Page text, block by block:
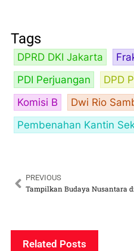
Tags
DPRD DKI Jakarta
PDI Perjuangan
DPD
Komisi B
Dwi Rio
Pembenahan Kantin
PREVIOUS
Tampilkan Budaya Nusantara
Related Posts